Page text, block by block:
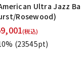
Ultra Jazz Ba
Rosewood)
(税込)
(23545pt)